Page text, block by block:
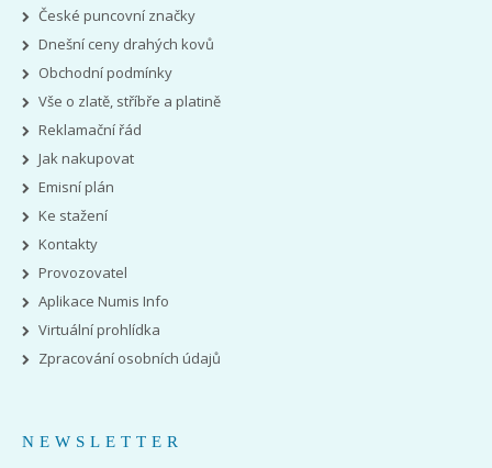
České puncovní značky
Dnešní ceny drahých kovů
Obchodní podmínky
Vše o zlatě, stříbře a platině
Reklamační řád
Jak nakupovat
Emisní plán
Ke stažení
Kontakty
Provozovatel
Aplikace Numis Info
Virtuální prohlídka
Zpracování osobních údajů
NEWSLETTER